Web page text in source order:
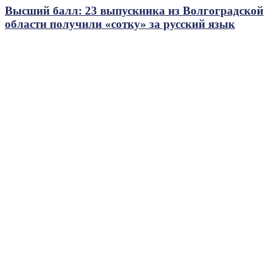
Высший балл: 23 выпускника из Волгоградской
области получили «сотку» за русский язык